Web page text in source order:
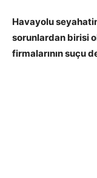
Havayolu
sorunlardan birisi
firmalarının suçu